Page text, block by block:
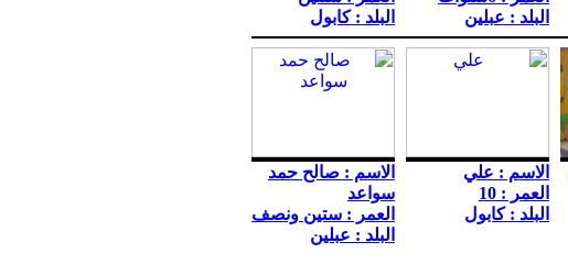
البلد : عبلين
البلد : كابول
الاسم : علي
العمر : 10
البلد : كابول
الاسم : صالح حمد
سواعد
العمر : ستين ونصف
البلد : عبلين